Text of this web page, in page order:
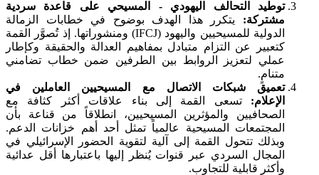
توطيد التحالف اليهودي - المسيحي على قاعدة سردية
مشتركة: يتكرر هذا الهدف بوضوح في خطابات الزمالة
الدولية للمسيحيين واليهود (IFCJ) ومنشوراتها. إذ تُصوَّر القمة
كتعبير عن التزام متبادل بمفاهيم العدالة والحقيقة وكإطار
عملي لتعزيز الروابط بين الطرفين ضمن خطاب تضامني
متنامٍ.
تعميق شبكات الاتصال مع المسيحيين العاملين في
الإعلام:تسعى القمة إلى بناء علاقات أكثر كثافة مع
الصحافيين والمؤثرين المسيحيين، انطلاقاً من قناعة بأن
المجتمعات المسيحية عالمياً تمثل أحد أهم خزانات الدعم.
وبذلك تتحول القمة إلى آلية لتقوية الحضور الإسرائيلي في
المجال السردي عبر قنوات يُنظر إليها باعتبارها أقل عدائية
وأكثر قابلية للتجاوب.